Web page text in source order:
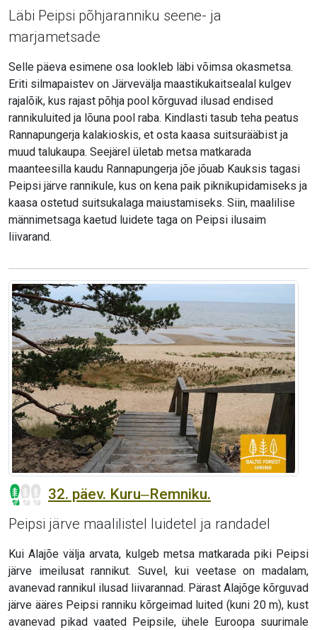
Läbi Peipsi põhjaranniku seene- ja
marjametsade
Selle päeva esimene osa lookleb läbi võimsa okasmetsa.
Eriti silmapaistev on Järvevälja maastikukaitsealal kulgev
rajalõik, kus rajast põhja pool kõrguvad ilusad endised
rannikuluited ja lõuna pool raba. Kindlasti tasub teha peatus
Rannapungerja kalakioskis, et osta kaasa suitsurääbist ja
muud talukaupa. Seejärel ületab metsa matkarada
maanteesilla kaudu Rannapungerja jõe jõuab Kauksis tagasi
Peipsi järve rannikule, kus on kena paik piknikupidamiseks ja
kaasa ostetud suitsukalaga maiustamiseks. Siin, maalilise
männimetsaga kaetud luidete taga on Peipsi ilusaim
liivarand.
32. päev. Kuru‒Remniku.
Peipsi järve maalilistel luidetel ja randadel
Kui Alajõe välja arvata, kulgeb metsa matkarada piki Peipsi
järve imeilusat rannikut. Suvel, kui veetase on madalam,
avanevad rannikul ilusad liivarannad. Pärast Alajõge kõrguvad
järve ääres Peipsi ranniku kõrgeimad luited (kuni 20 m), kust
avanevad pikad vaated Peipsile, ühele Euroopa suurimale